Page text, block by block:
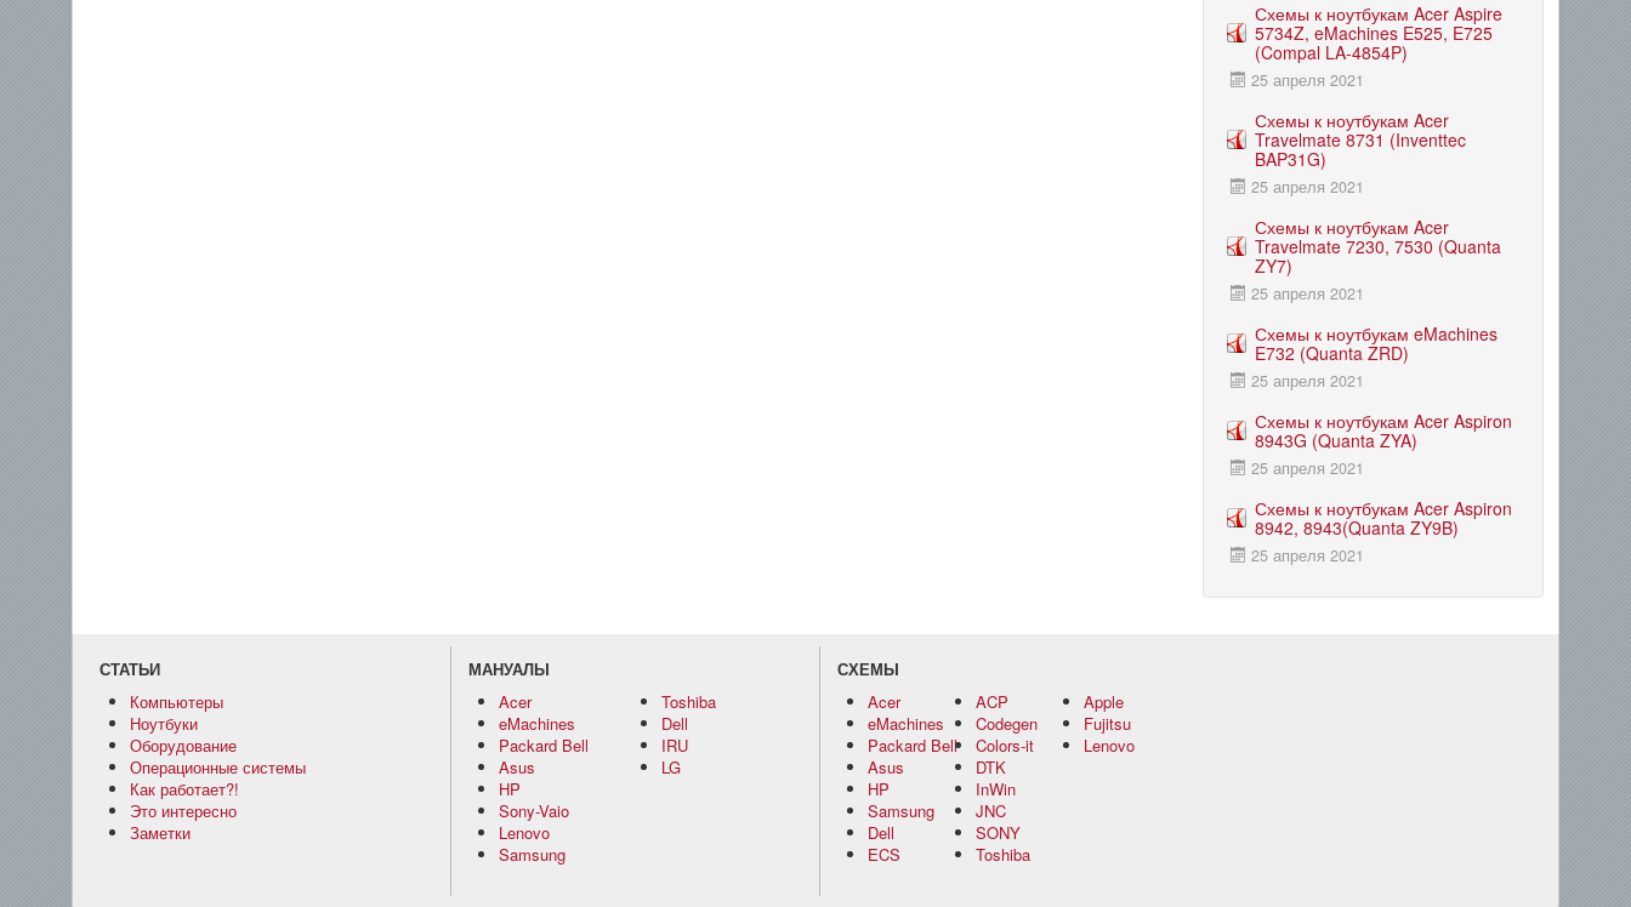
Схемы к ноутбукам Acer Aspire
5734Z, eMachines E525, E725
(Compal LA-4854P)
25 апреля 2021
Схемы к ноутбукам Acer
Travelmate 8731 (Inventtec
BAP31G)
25 апреля 2021
Схемы к ноутбукам Acer
Travelmate 7230, 7530 (Quanta
ZY7)
25 апреля 2021
Схемы к ноутбукам eMachines
E732 (Quanta ZRD)
25 апреля 2021
Схемы к ноутбукам Acer Aspiron
8943G (Quanta ZYA)
25 апреля 2021
Схемы к ноутбукам Acer Aspiron
8942, 8943(Quanta ZY9B)
25 апреля 2021
СТАТЬИ
Компьютеры
Ноутбуки
Оборудование
Операционные системы
Как работает?!
Это интересно
Заметки
МАНУАЛЫ
Acer
eMachines
Packard Bell
Asus
HP
Sony-Vaio
Lenovo
Samsung
Toshiba
Dell
IRU
LG
СХЕМЫ
Acer
eMachines
Packard Bell
Asus
HP
Samsung
Dell
ECS
ACP
Codegen
Colors-it
DTK
InWin
JNC
SONY
Toshiba
Apple
Fujitsu
Lenovo